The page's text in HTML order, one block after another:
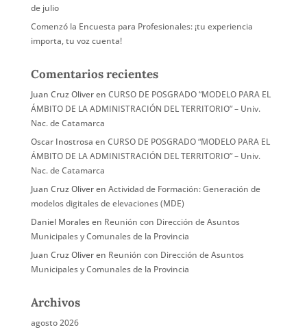
de julio
Comenzó la Encuesta para Profesionales: ¡tu experiencia
importa, tu voz cuenta!
Comentarios recientes
Juan Cruz Oliveren CURSO DE POSGRADO “MODELO PARA EL
ÁMBITO DE LA ADMINISTRACIÓN DEL TERRITORIO” – Univ.
Nac. de Catamarca
Oscar Inostrosa en CURSO DE POSGRADO “MODELO PARA EL
ÁMBITO DE LA ADMINISTRACIÓN DEL TERRITORIO” – Univ.
Nac. de Catamarca
Juan Cruz Oliveren Actividad de Formación: Generación de
modelos digitales de elevaciones (MDE)
Daniel Moralesen Reunión con Dirección de Asuntos
Municipales y Comunales de la Provincia
Juan Cruz Oliveren Reunión con Dirección de Asuntos
Municipales y Comunales de la Provincia
Archivos
agosto 2026